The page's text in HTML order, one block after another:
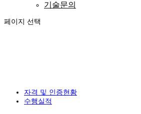
기술문의
페이지 선택
자격 및 인증현황
수행실적